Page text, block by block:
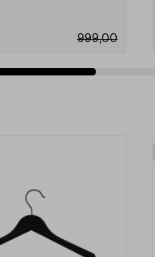
999,00